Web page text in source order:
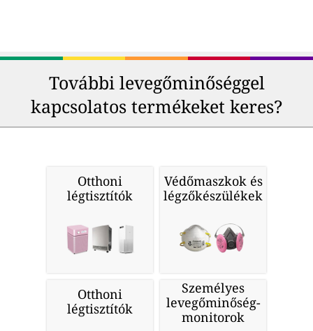
További levegőminőséggel
kapcsolatos termékeket keres?
Otthoni
légtisztítók
Védőmaszkok és
légzőkészülékek
Otthoni
légtisztítók
Személyes
levegőminőség-
monitorok